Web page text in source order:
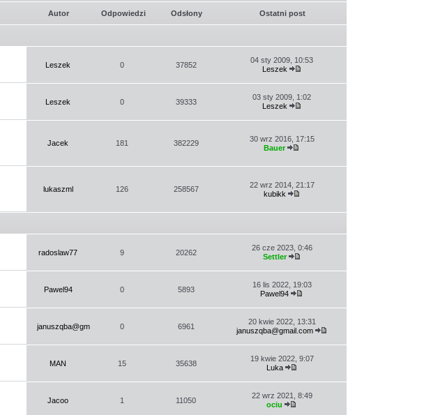
Autor Odpowiedzi Odsłony Ostatni post
Leszek 0 37852
04 sty 2009, 10:53
Leszek
najnowszy
post
Leszek 0 39333
03 sty 2009, 1:02
Leszek
najnowszy
Jacek 181 382229
30 wrz 2016, 17:15
Bauer
lukaszml 126 258567
22 wrz 2014, 21:17
kubikk
radoslaw77 9 20262
26 cze 2023, 0:46
Settler
najnowszy
post
Pawel94 0 5893
16 lis 2022, 19:03
Pawel94
najnowszy
post
januszqba@gmail.com 0 6961
20 kwie 2022, 13:31
januszqba@gmail.com
najnowszy
MAN 15 35638
19 kwie 2022, 9:07
Luka
najnowszy
post
Jacoo 1 11050
22 wrz 2021, 8:49
ociu